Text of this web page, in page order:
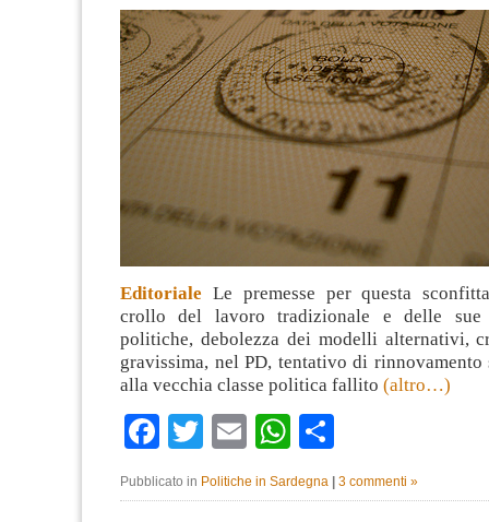
Editoriale Le premesse per questa
crollo del lavoro tradizionale e delle sue
politiche, debolezza dei modelli alternativi,
gravissima, nel PD, tentativo di
alla vecchia classe politica fallito (altro…)
Facebook
TwitterEmailWhatsApp
Pubblicato in Politiche in Sardegna | 3 commenti »